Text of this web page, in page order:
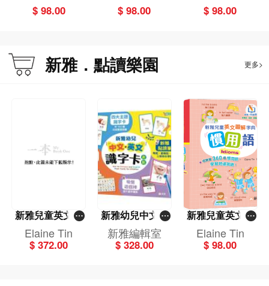
園]
$ 98.00
園]
$ 98.00
園]
$ 98.00
新雅．點讀樂園 更多>
新雅兒童英文圖
解字典套裝（一
套4冊：相反詞、
Elaine Tin
$ 372.00
新雅幼兒中文．
英文識字卡套裝
Sun Ya Chinese
新雅編輯室
$ 328.00
新雅兒童英文圖
解字典:慣用語Idi
oms[新雅．點讀
Elaine Tin
$ 98.00